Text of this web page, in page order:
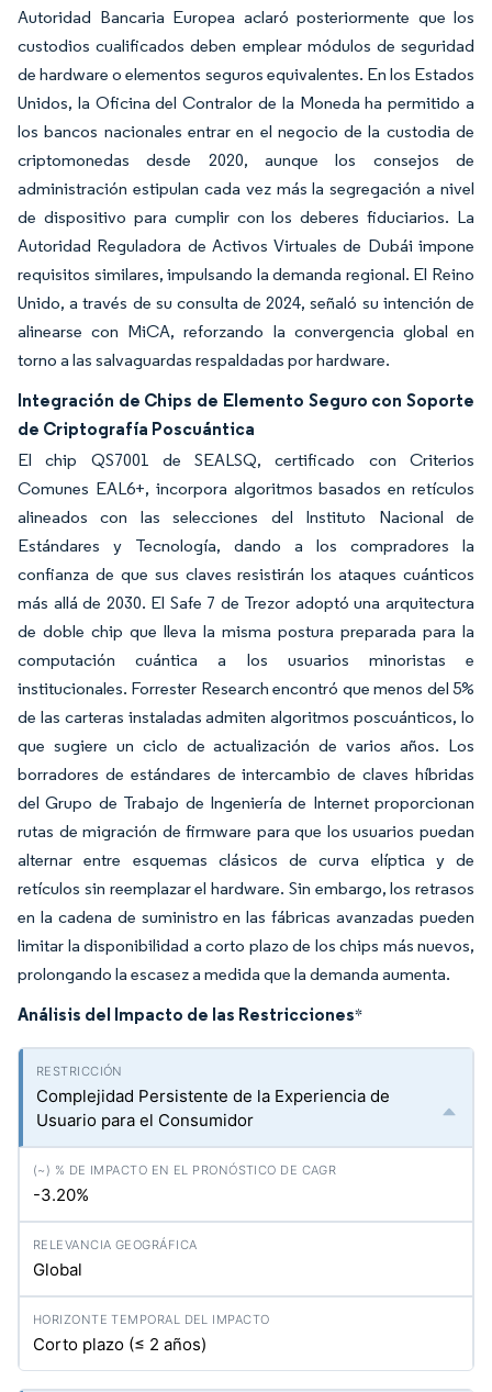
Autoridad Bancaria Europea aclaró posteriormente que los
custodios cualificados deben emplear módulos de seguridad
de hardware o elementos seguros equivalentes. En los Estados
Unidos, la Oficina del Contralor de la Moneda ha permitido a
los bancos nacionales entrar en el negocio de la custodia de
criptomonedas desde 2020, aunque los consejos de
administración estipulan cada vez más la segregación a nivel
de dispositivo para cumplir con los deberes fiduciarios. La
Autoridad Reguladora de Activos Virtuales de Dubái impone
requisitos similares, impulsando la demanda regional. El Reino
Unido, a través de su consulta de 2024, señaló su intención de
alinearse con MiCA, reforzando la convergencia global en
torno a las salvaguardas respaldadas por hardware.
Integración de Chips de Elemento Seguro con Soporte
de Criptografía Poscuántica
El chip QS7001 de SEALSQ, certificado con Criterios
Comunes EAL6+, incorpora algoritmos basados en retículos
alineados con las selecciones del Instituto Nacional de
Estándares y Tecnología, dando a los compradores la
confianza de que sus claves resistirán los ataques cuánticos
más allá de 2030. El Safe 7 de Trezor adoptó una arquitectura
de doble chip que lleva la misma postura preparada para la
computación cuántica a los usuarios minoristas e
institucionales. Forrester Research encontró que menos del 5%
de las carteras instaladas admiten algoritmos poscuánticos, lo
que sugiere un ciclo de actualización de varios años. Los
borradores de estándares de intercambio de claves híbridas
del Grupo de Trabajo de Ingeniería de Internet proporcionan
rutas de migración de firmware para que los usuarios puedan
alternar entre esquemas clásicos de curva elíptica y de
retículos sin reemplazar el hardware. Sin embargo, los retrasos
en la cadena de suministro en las fábricas avanzadas pueden
limitar la disponibilidad a corto plazo de los chips más nuevos,
prolongando la escasez a medida que la demanda aumenta.
Análisis del Impacto de las Restricciones*
Complejidad Persistente de la Experiencia de
Usuario para el Consumidor
-3.20%
Global
Corto plazo (≤ 2 años)